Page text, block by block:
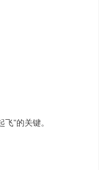
”的关键。